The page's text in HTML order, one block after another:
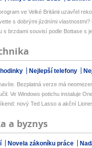
ve Velké Británii uzavřel
s dobrými jízdními vlastnostmi?
s brzdami souvisí podle Bottase s
Nejlepší telefony
Bezplatná verze má
Ve Windows potichu instaluje
nový Ted Lasso a akční
a byznys
Novela zákoníku práce